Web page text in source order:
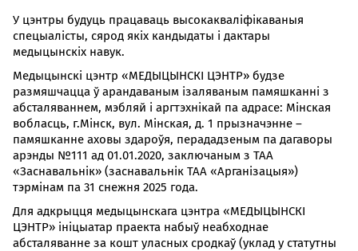
У цэнтры будуць працаваць высокакваліфікаваныя
спецыалісты, сярод якіх кандыдаты і дактары
медыцынскіх навук.
Медыцынскі цэнтр «МЕДЫЦЫНСКІ ЦЭНТР» будзе
размяшчацца ў арандаваным ізаляваным памяшканні з
абсталяваннем, мэбляй і аргтэхнікай па адрасе: Мінская
вобласць, г.Мінск, вул. Мінская, д. 1 прызначэнне –
памяшканне аховы здароўя, перададзеным па дагаворы
арэнды №111 ад 01.01.2020, заключаным з ТАА
«Заснавальнік» (заснавальнік ТАА «Арганізацыя»)
тэрмінам па 31 снежня 2025 года.
Для адкрыцця медыцынскага цэнтра «МЕДЫЦЫНСКІ
ЦЭНТР» ініцыатар праекта набыў неабходнае
абсталяванне за кошт уласных сродкаў (уклад у статутны